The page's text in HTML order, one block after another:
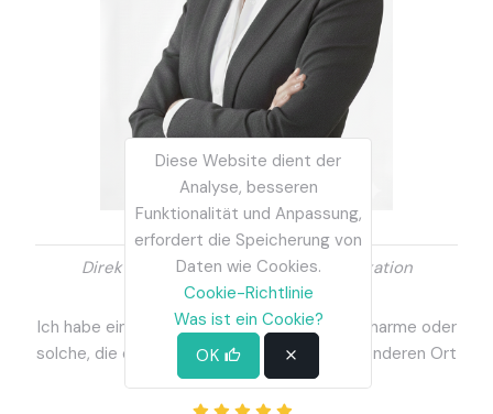
Anna Casanova
Direktor für Marketing und Kommunikation
Charmante Häuser
Ich habe eine Leidenschaft für Häuser mit Charme oder
solche, die es ermöglichen, sie in einen besonderen Ort
zu verwandeln
Diese Website dient der
Analyse, besseren
Funktionalität und Anpassung,
erfordert die Speicherung von
Daten wie Cookies.
Cookie-Richtlinie
Was ist ein Cookie?
OK